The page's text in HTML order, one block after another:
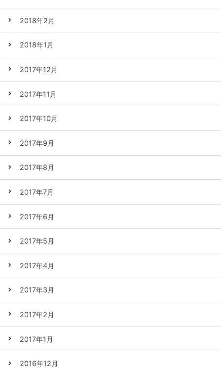
2018年2月
2018年1月
2017年12月
2017年11月
2017年10月
2017年9月
2017年8月
2017年7月
2017年6月
2017年5月
2017年4月
2017年3月
2017年2月
2017年1月
2016年12月